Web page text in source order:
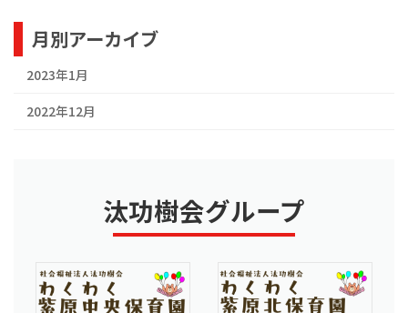
月別アーカイブ
2023年1月
2022年12月
汰功樹会グループ